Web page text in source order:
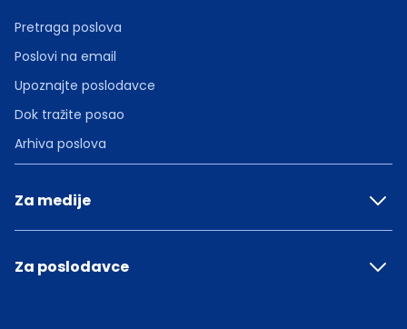
Pretraga poslova
Poslovi na email
Upoznajte poslodavce
Dok tražite posao
Arhiva poslova
Za medije
Za poslodavce